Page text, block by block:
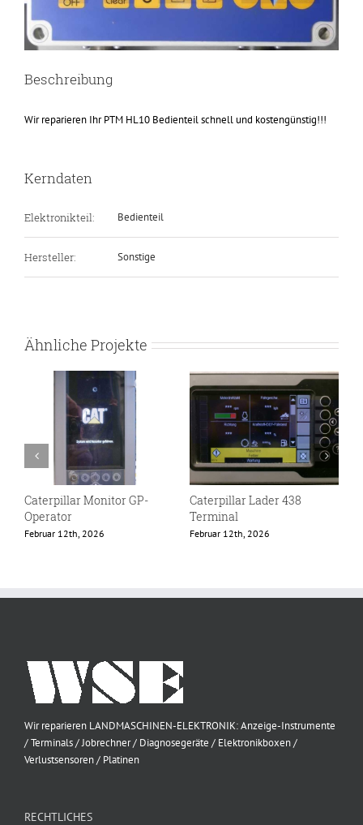
Beschreibung
Wir reparieren Ihr PTM HL10 Bedienteil schnell und kostengünstig!!!
Kerndaten
Elektronikteil: Bedienteil
Hersteller: Sonstige
Ähnliche Projekte
Caterpillar Monitor GP-
Operator
Februar 12th, 2026
Caterpillar Lader 438
Terminal
Februar 12th, 2026
Wir reparieren LANDMASCHINEN-ELEKTRONIK: Anzeige-Instrumente
/ Terminals / Jobrechner / Diagnosegeräte / Elektronikboxen /
Verlustsensoren / Platinen
RECHTLICHES